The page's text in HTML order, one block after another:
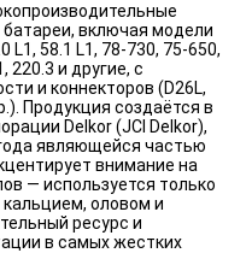
включая модели
L1, 58.1 L1, 78‑730, 75‑650,
220.3 и другие, с
и коннекторов (D26L,
Продукция создаётся в
Delkor (JCI Delkor),
являющейся частью
внимание на
— используется только
оловом и
ресурс и
в самых жестких